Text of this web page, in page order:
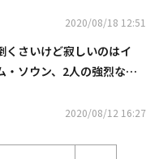
2020/08/18 12:51
くさいけど寂しいのはイ
・ソウン、2人の強烈な出
2020/08/12 16:27